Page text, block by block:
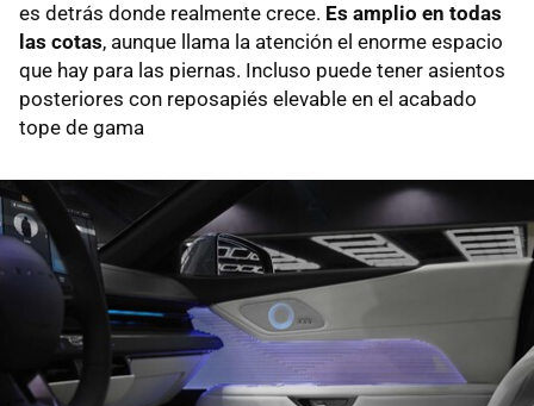
es detrás donde realmente crece. Es amplio en todas
las cotas, aunque llama la atención el enorme espacio
que hay para las piernas. Incluso puede tener asientos
posteriores con reposapiés elevable en el acabado
tope de gama